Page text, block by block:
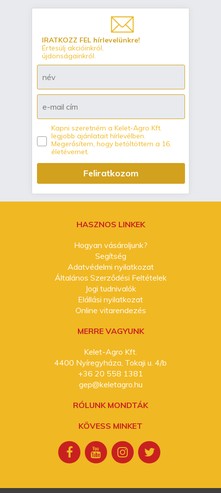
IRATKOZZ FEL hírlevelünkre!
Értesülj akcióinkról,
újdonságainkról.
Kapni szeretném a Kelet-Agro Kft.
legjobb ajánlatait hírlevélben.
Megerősítem, hogy betöltöttem a 16.
életévemet.
Feliratkozom
HASZNOS LINKEK
Hogyan vásároljunk?
Segítség
Adatvédelmi nyilatkozat
Általános Szerződési Feltételek
Jogi tudnivalók
Elállási nyilatkozat
Online vitarendezés
MERRE VAGYUNK
Kelet-Agro Kft.
4400 Nyíregyháza, Tokaji u. 4/b
+36 20 558 1381
gep@keletagro.hu
RÓLUNK MONDTÁK
KÖVESS MINKET